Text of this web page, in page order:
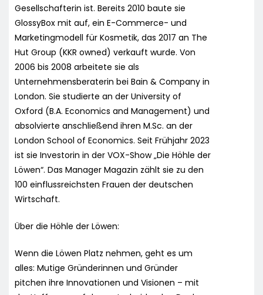
Gesellschafterin ist. Bereits 2010 baute sie
GlossyBox mit auf, ein E-Commerce- und
Marketingmodell für Kosmetik, das 2017 an The
Hut Group (KKR owned) verkauft wurde. Von
2006 bis 2008 arbeitete sie als
Unternehmensberaterin bei Bain & Company in
London. Sie studierte an der University of
Oxford (B.A. Economics and Management) und
absolvierte anschließend ihren M.Sc. an der
London School of Economics. Seit Frühjahr 2023
ist sie Investorin in der VOX-Show „Die Höhle der
Löwen“. Das Manager Magazin zählt sie zu den
100 einflussreichsten Frauen der deutschen
Wirtschaft.
Über die Höhle der Löwen:
Wenn die Löwen Platz nehmen, geht es um
alles: Mutige Gründerinnen und Gründer
pitchen ihre Innovationen und Visionen – mit